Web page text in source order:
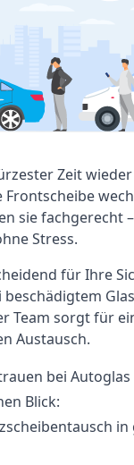
Zeit
sie fachgerecht
Stress.
für Ihre
beschädigtem
Team sorgt für
Austausch.
bei
Blick:
in